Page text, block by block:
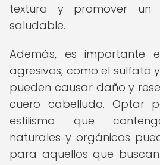
textura y promover un
saludable.
Además, es importante
agresivos, como el sulfato
pueden causar daño y
cuero cabelludo. Optar
estilismo que
naturales y orgánicos
para aquellos que